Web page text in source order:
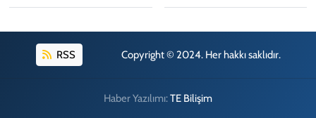
RSS Copyright © 2024. Her hakkı saklıdır.
Haber Yazılımı:TE Bilişim